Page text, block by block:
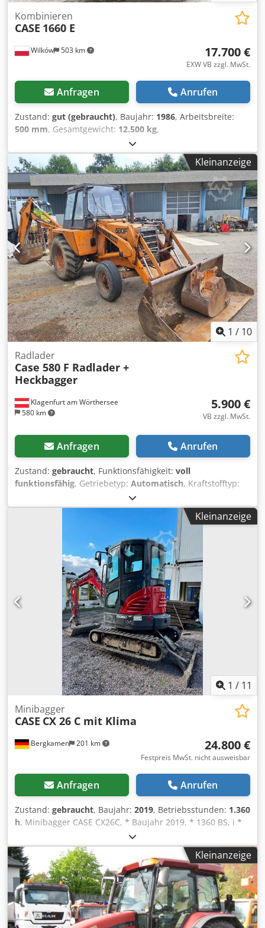
Wilków 503 km
Kombinieren
CASE 1660 E
17.700 €
EXW VB zzgl. MwSt.
Anfragen Anrufen
Zustand: gut (gebraucht), Baujahr: 1986, Arbeitsbreite:
500 mm, Gesamtgewicht: 12.500 kg,
Maschinen-/Fahrzeugnummer:
Axialfluss Crsdpsvr Dxpefx Andsf Marke: Case IH Modell:
1660 Jahr: 1987 Betriebsstunden: 3.300 h Abschnittsbreite:
5,00 m Verschiedene Gerätetypen: Strohhäcksler,
Strohverteiler
Kleinanzeige
1 / 10
Klagenfurt am Wörthersee
580 km
Radlader
Case 580 F Radlader +
Heckbagger
5.900 €
VB zzgl. MwSt.
Anfragen Anrufen
Zustand: gebraucht, Funktionsfähigkeit: voll
funktionsfähig, Getriebetyp: Automatisch, Kraftstofftyp:
7.500 kg
4x2, Erstzulassung:10/1977, Baujahr:1977, Ausstattung:
, Technisch in Ordnung Crodjt S Idropfx Andof
Kleinanzeige
1 / 11
Bergkamen 201 km
Minibagger
CASE CX 26 C mit Klima
24.800 €
Festpreis MwSt. nicht ausweisbar
Anfragen Anrufen
Zustand: gebraucht, Baujahr: 2019, Betriebsstunden: 1.360
h, Minibagger CASE CX26C, * Baujahr 2019, * 1360 BS, i *
Heizung, * Klima, * Gummiketten, * Planierschild,
Crsdpfxjurfkcj Andef * Schnellwechsler
Kleinanzeige